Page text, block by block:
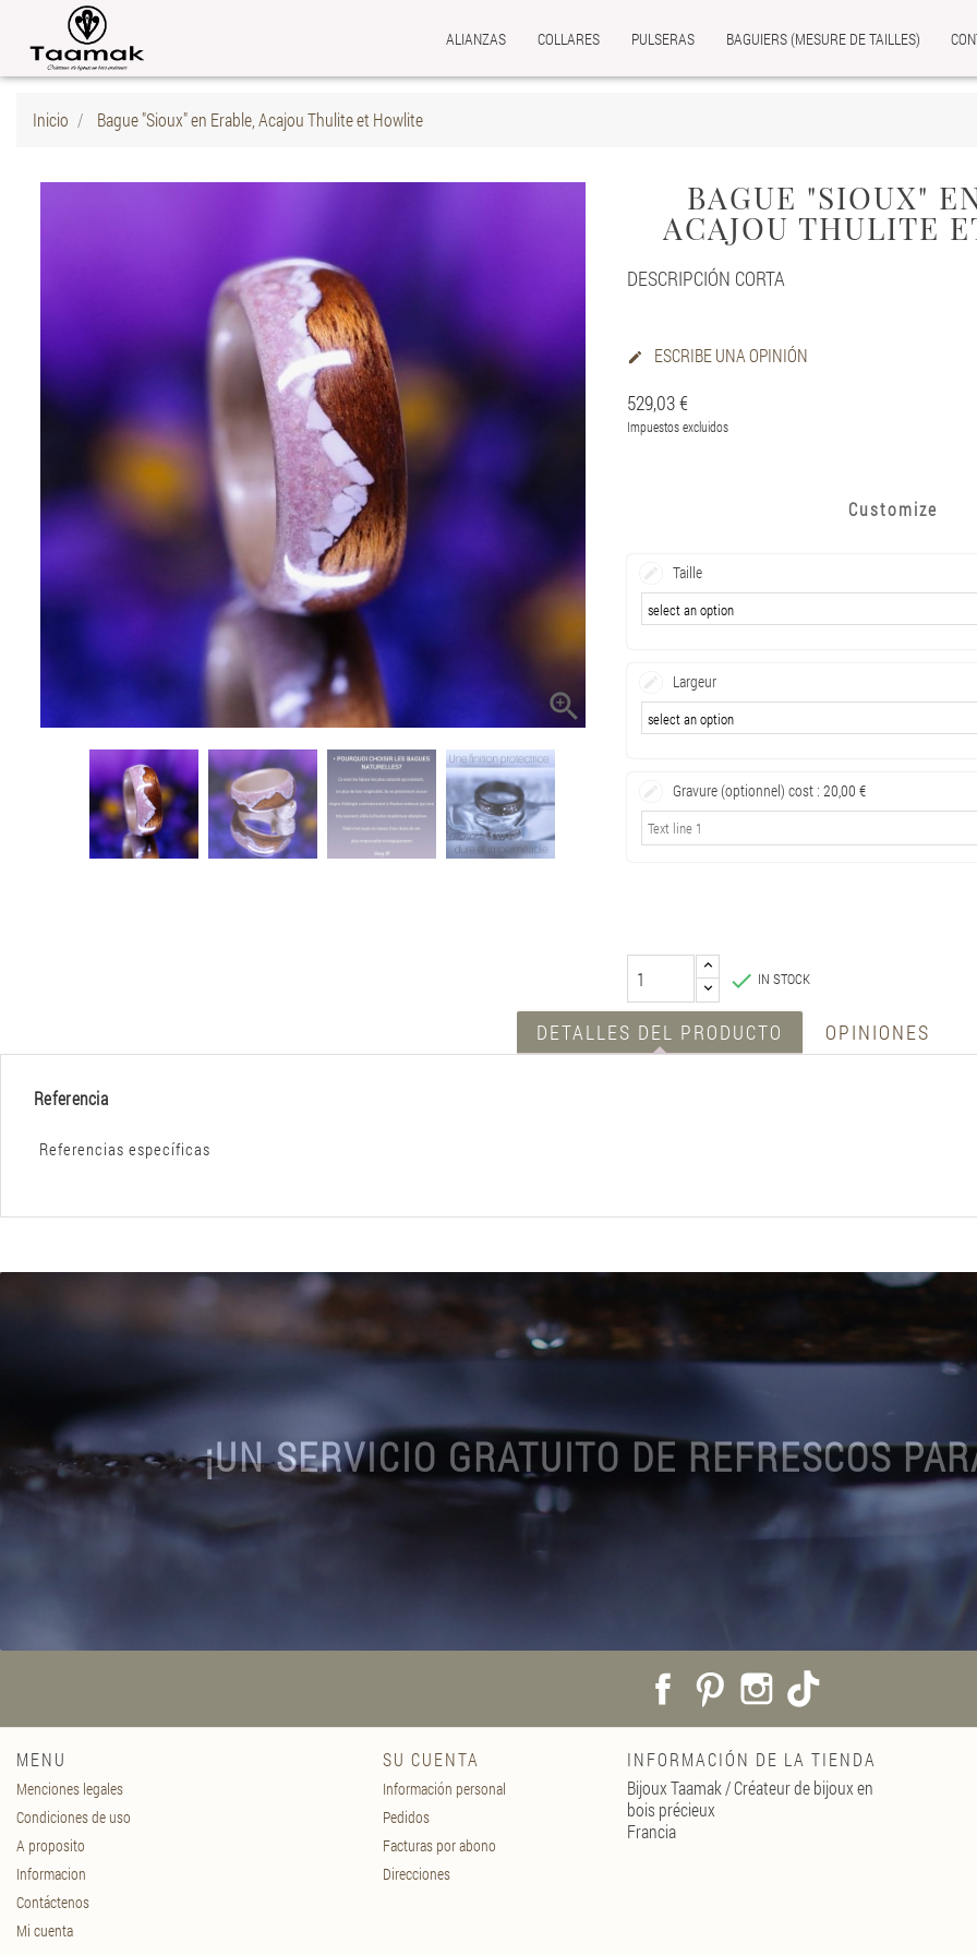
ALIANZAS COLLARES PULSERAS BAGUIERS (MESURE DE TAILLES)
Inicio Bague "Sioux" en Erable, Acajou Thulite et Howlite

BAGUE "SIOUX"
ACAJOU THULITE
DESCRIPCIÓN CORTA
 ESCRIBE UNA OPINIÓN
529,03 €
Impuestos excluidos
Customize
Taille
Largeur
Gravure (optionnel) cost : 20,00 €
 IN STOCK
DETALLES DEL PRODUCTO OPINIONES
Referencia
Referencias específicas
¡UN SERVICIO GRATUITO DE REFRESCOS
FacebookPinterest Instagram
MENU
Menciones legales
Condiciones de uso
A proposito
Informacion
Contáctenos
Mi cuenta
SU CUENTA
Información personal
Pedidos
Facturas por abono
Direcciones
INFORMACIÓN DE LA TIENDA
Bijoux Taamak / Créateur de bijoux en
bois précieux
Francia